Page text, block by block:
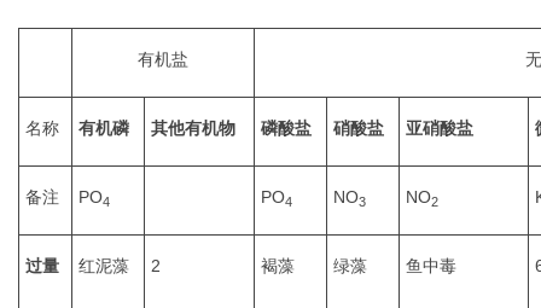
有机盐
名称 有机磷 其他有机物 磷酸盐 硝酸盐 亚硝酸盐
备注 PO4 PO4 NO3 NO2
过量 红泥藻 2 褐藻 绿藻 鱼中毒